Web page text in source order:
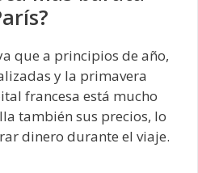
que a principios de año,
y la primavera
francesa está mucho
también sus precios, lo
dinero durante el viaje.